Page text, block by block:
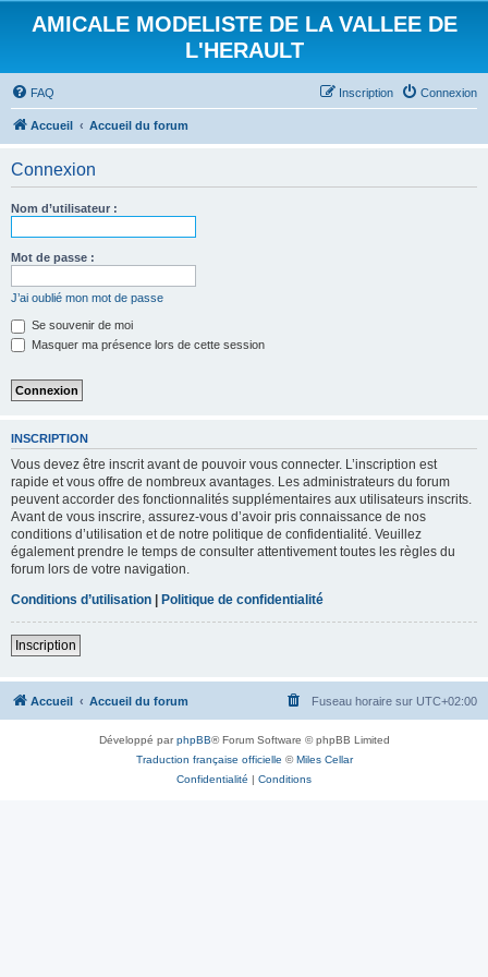
AMICALE MODELISTE DE LA VALLEE DE
L'HERAULT
FAQ Connexion
Inscription
Accueil Accueil du forum
Connexion
Nom d’utilisateur :
Mot de passe :
J’ai oublié mon mot de passe
Se souvenir de moi
Masquer ma présence lors de cette session
INSCRIPTION
Vous devez être inscrit avant de pouvoir vous connecter. L’inscription est
rapide et vous offre de nombreux avantages. Les administrateurs du forum
peuvent accorder des fonctionnalités supplémentaires aux utilisateurs inscrits.
Avant de vous inscrire, assurez-vous d’avoir pris connaissance de nos
conditions d’utilisation et de notre politique de confidentialité. Veuillez
également prendre le temps de consulter attentivement toutes les règles du
forum lors de votre navigation.
Conditions d’utilisation | Politique de confidentialité
Inscription
Accueil Accueil du forum Fuseau horaire sur UTC+02:00
Développé parphpBB® Forum Software © phpBB Limited
Traduction française officielle ©Miles Cellar
Confidentialité | Conditions